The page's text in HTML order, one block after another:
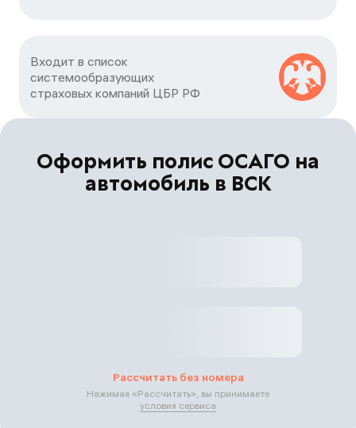
Входит в список
системообразующих
страховых компаний ЦБP РФ
Оформить полис ОСАГО на
автомобиль в ВСК
Рассчитать без номера
Нажимая «Рассчитать», вы принимаете
условия сервиса